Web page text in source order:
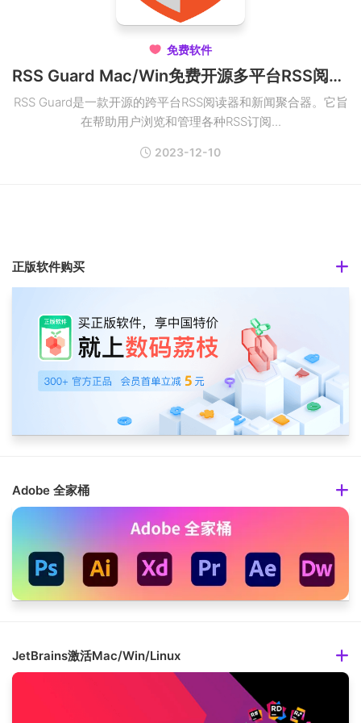
 免费软件
RSS Guard Mac/Win免费开源多平台RSS阅读器
RSS Guard是一款开源的跨平台RSS阅读器和新闻聚合器。它旨
在帮助用户浏览和管理各种RSS订阅...
2023-12-10
正版软件购买
Adobe 全家桶
JetBrains激活Mac/Win/Linux